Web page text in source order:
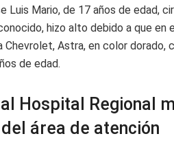
Luis Mario, de 17 años de edad,
hizo alto debido a que en
Astra, en color dorado,
de edad.
Hospital Regional
área de atención